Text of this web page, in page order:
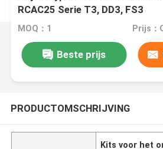
RCAC25 Serie T3, DD3, FS3
MOQ：1 Prijs：
Beste prijs
PRODUCTOMSCHRIJVING
Kits voor het